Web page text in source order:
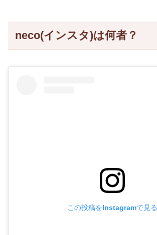
neco(インスタ)は何者？
この投稿をInstagramで見る